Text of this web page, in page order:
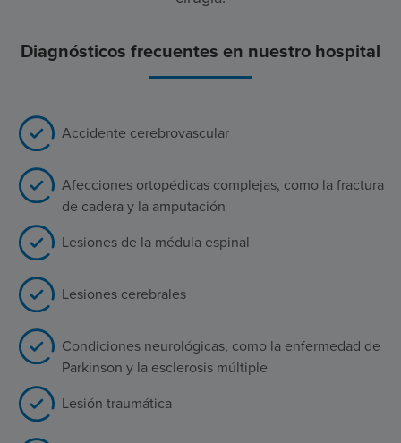
Diagnósticos frecuentes en nuestro hospital
Accidente cerebrovascular
Afecciones ortopédicas complejas, como la fractura
de cadera y la amputación
Lesiones de la médula espinal
Lesiones cerebrales
Condiciones neurológicas, como la enfermedad de
Parkinson y la esclerosis múltiple
Lesión traumática